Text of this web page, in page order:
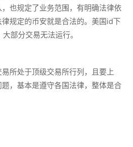
也规定了业务范围，有明确法律依
规定的币安就是合法的。美国id下
部分交易无法运行。
所处于顶级交易所行列，且要上
，基本是遵守各国法律，整体是合